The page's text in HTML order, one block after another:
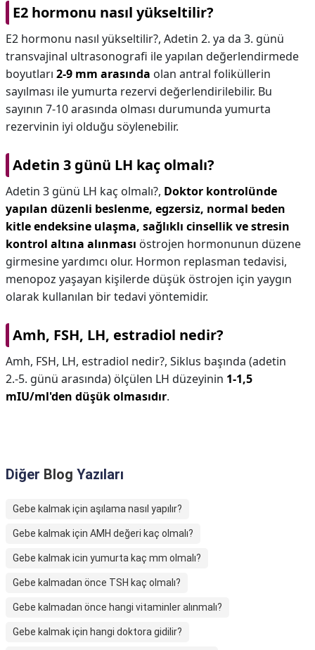
E2 hormonu nasıl yükseltilir?
E2 hormonu nasıl yükseltilir?, Adetin 2. ya da 3. günü
transvajinal ultrasonografi ile yapılan değerlendirmede
boyutları 2-9 mm arasında olan antral foliküllerin
sayılması ile yumurta rezervi değerlendirilebilir. Bu
sayının 7-10 arasında olması durumunda yumurta
rezervinin iyi olduğu söylenebilir.
Adetin 3 günü LH kaç olmalı?
Adetin 3 günü LH kaç olmalı?, Doktor kontrolünde
yapılan düzenli beslenme, egzersiz, normal beden
kitle endeksine ulaşma, sağlıklı cinsellik ve stresin
kontrol altına alınması östrojen hormonunun düzene
girmesine yardımcı olur. Hormon replasman tedavisi,
menopoz yaşayan kişilerde düşük östrojen için yaygın
olarak kullanılan bir tedavi yöntemidir.
Amh, FSH, LH, estradiol nedir?
Amh, FSH, LH, estradiol nedir?, Siklus başında (adetin
2.-5. günü arasında) ölçülen LH düzeyinin 1-1,5
mIU/ml'den düşük olmasıdır.
Diğer Blog Yazıları
Gebe kalmak için aşılama nasıl yapılır?
Gebe kalmak için AMH değeri kaç olmalı?
Gebe kalmak icin yumurta kaç mm olmalı?
Gebe kalmadan önce TSH kaç olmalı?
Gebe kalmadan önce hangi vitaminler alınmalı?
Gebe kalmak için hangi doktora gidilir?